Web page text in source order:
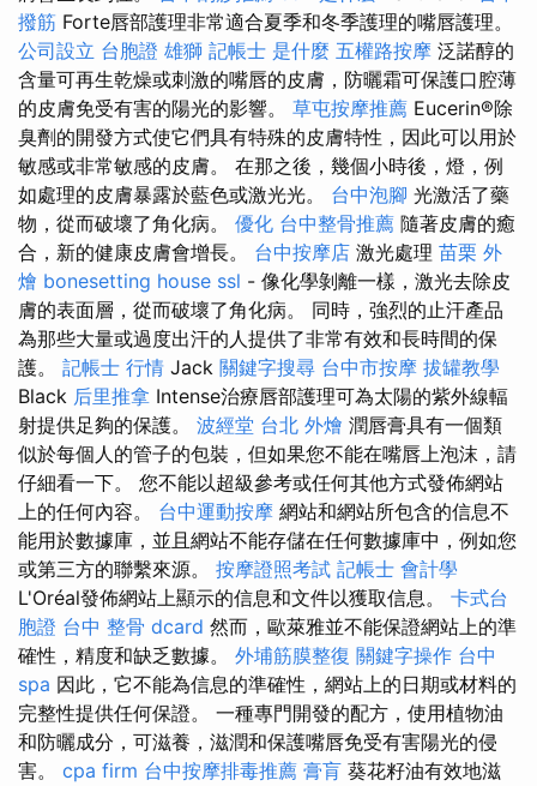
撥筋 Forte唇部護理非常適合夏季和冬季護理的嘴唇護理。
公司設立 台胞證 雄獅 記帳士 是什麼 五權路按摩 泛諾醇的
含量可再生乾燥或刺激的嘴唇的皮膚，防曬霜可保護口腔薄
的皮膚免受有害的陽光的影響。 草屯按摩推薦 Eucerin®除
臭劑的開發方式使它們具有特殊的皮膚特性，因此可以用於
敏感或非常敏感的皮膚。 在那之後，幾個小時後，燈，例
如處理的皮膚暴露於藍色或激光光。 台中泡腳 光激活了藥
物，從而破壞了角化病。 優化 台中整骨推薦 隨著皮膚的癒
合，新的健康皮膚會增長。 台中按摩店 激光處理 苗栗 外
燴 bonesetting house ssl - 像化學剝離一樣，激光去除皮
膚的表面層，從而破壞了角化病。 同時，強烈的止汗產品
為那些大量或過度出汗的人提供了非常有效和長時間的保
護。 記帳士 行情 Jack 關鍵字搜尋 台中市按摩 拔罐教學
Black 后里推拿 Intense治療唇部護理可為太陽的紫外線輻
射提供足夠的保護。 波經堂 台北 外燴 潤唇膏具有一個類
似於每個人的管子的包裝，但如果您不能在嘴唇上泡沫，請
仔細看一下。 您不能以超級參考或任何其他方式發佈網站
上的任何內容。 台中運動按摩 網站和網站所包含的信息不
能用於數據庫，並且網站不能存儲在任何數據庫中，例如您
或第三方的聯繫來源。 按摩證照考試 記帳士 會計學
L'Oréal發佈網站上顯示的信息和文件以獲取信息。 卡式台
胞證 台中 整骨 dcard 然而，歐萊雅並不能保證網站上的準
確性，精度和缺乏數據。 外埔筋膜整復 關鍵字操作 台中
spa 因此，它不能為信息的準確性，網站上的日期或材料的
完整性提供任何保證。 一種專門開發的配方，使用植物油
和防曬成分，可滋養，滋潤和保護嘴唇免受有害陽光的侵
害。 cpa firm 台中按摩排毒推薦 膏肓 葵花籽油有效地滋